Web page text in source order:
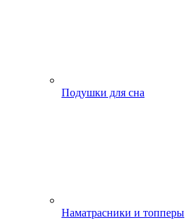
Подушки для сна
Наматрасники и топперы